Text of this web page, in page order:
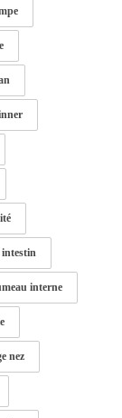
intestin
interne
nez